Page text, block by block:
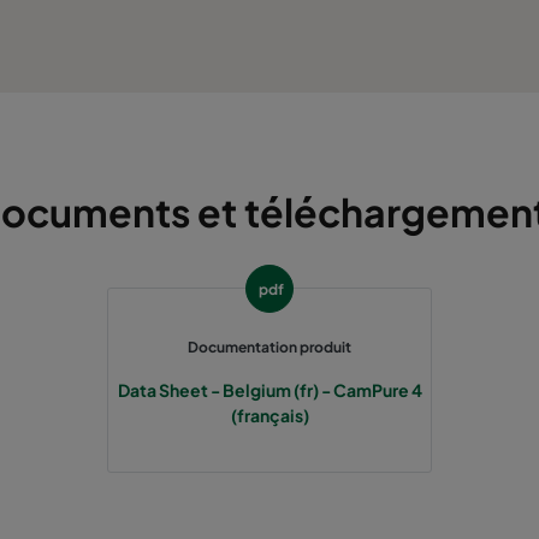
et
pdf
Documentation produit
Data Sheet - Belgium (fr) - CamPure 4
(français)